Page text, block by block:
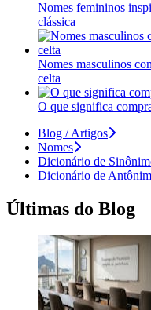
Nomes femininos
clássica
Nomes masculinos
celta
O que significa
Blog / Artigos
Nomes
Dicionário de
Dicionário de
Últimas do Blog